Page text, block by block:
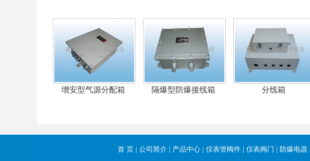
增安型气源分配箱 隔爆型防爆接线箱 分线箱
首 页 公司简介| 产品中心| 仪表管阀件| 仪表阀门 防爆电器